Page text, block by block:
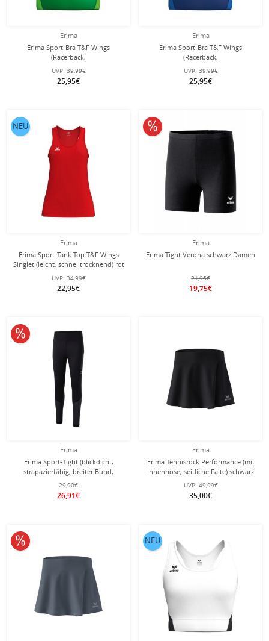
Erima
Erima Sport-Bra T&F Wings
(Racerback,
feuchtigkeitsabsorbierend) grün
Damen
UVP: 39,99€
25,95€
Erima
Erima Sport-Bra T&F Wings
(Racerback,
feuchtigkeitsabsorbierend)
navyblau Damen
UVP: 39,99€
25,95€
Erima
Erima Sport-Tank Top T&F Wings
Singlet (leicht, schnelltrocknend) rot
Damen
UVP: 34,99€
22,95€
NEU
Erima
Erima Tight Verona schwarz Damen
21,95€
19,75€
10% reduziert
Erima
Erima Sport-Tight (blickdicht,
strapazierfähig, breiter Bund,
elastisch) schwarz Damen
29,90€
26,91€
10% reduziert
Erima
Erima Tennisrock Performance (mit
Innenhose, seitliche Falte) schwarz
Damen
UVP: 49,99€
35,00€
10% reduziert NEU